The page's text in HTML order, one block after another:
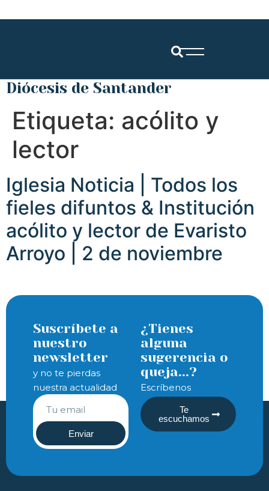
Diócesis de Santander
Etiqueta: acólito y
lector
Iglesia Noticia | Todos los
fieles difuntos & Institución
acólito y lector de Evaristo
Arroyo | 2 de noviembre
Suscríbete a
nuestro
newsletter
y no te pierdas
nuestra actualidad
Enviar
¿Tienes
alguna
sugerencia o
queja...?
Escríbenos
Te
escuchamos